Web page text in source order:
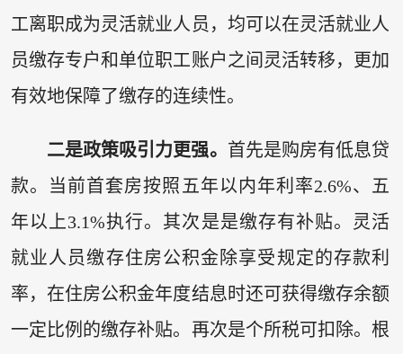
工离职成为灵活就业人员，均可以在灵活就业人
员缴存专户和单位职工账户之间灵活转移，更加
有效地保障了缴存的连续性。
二是政策吸引力更强。 首先是购房有低息贷
款。当前首套房按照五年以内年利率2.6%、五
年以上3.1%执行。其次是是缴存有补贴。灵活
就业人员缴存住房公积金除享受规定的存款利
率，在住房公积金年度结息时还可获得缴存余额
一定比例的缴存补贴。再次是个所税可扣除。根